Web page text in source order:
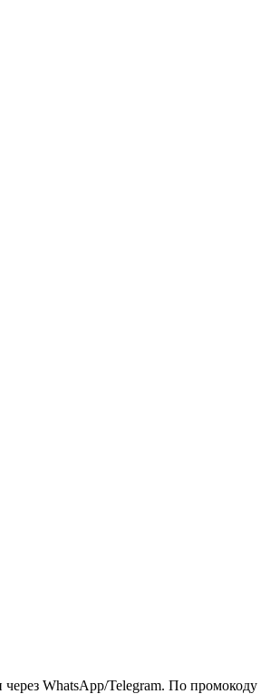
WhatsApp/Telegram. По промокоду